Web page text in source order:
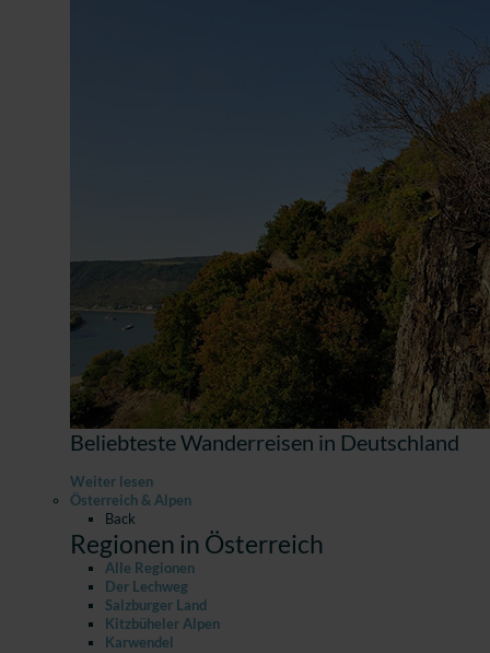
Beliebteste Wanderreisen in Deutschland
Weiter lesen
Österreich & Alpen
Back
Regionen in Österreich
Alle Regionen
Der Lechweg
Salzburger Land
Kitzbüheler Alpen
Karwendel